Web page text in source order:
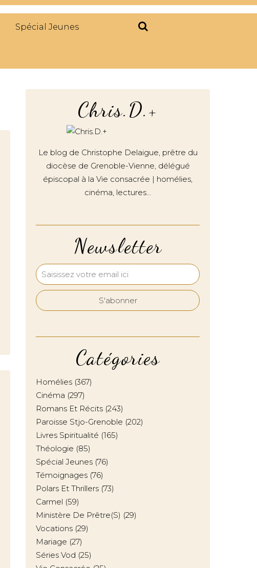
Spécial Jeunes
Newsletter
Catégories
Homélies (367)
Cinéma (297)
Romans Et Récits (243)
Paroisse Stjo-Grenoble (202)
Livres Spiritualité (165)
Théologie (85)
Spécial Jeunes (76)
Témoignages (76)
Polars Et Thrillers (73)
Carmel (59)
Ministère De Prêtre(s) (29)
Vocations (29)
Mariage (27)
Séries Vod (25)
Chris.D.+
Le blog de Christophe Delaigue, prêtre du
diocèse de Grenoble-Vienne, délégué
épiscopal à la Vie consacrée | homélies,
cinéma, lectures…